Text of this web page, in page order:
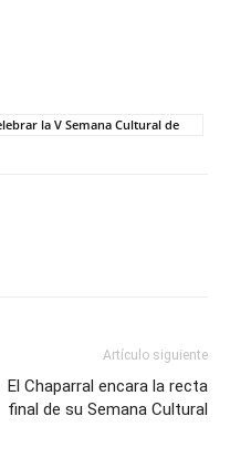
la V Semana Cultural de
Artículo siguiente
El Chaparral encara la recta
final de su Semana Cultural